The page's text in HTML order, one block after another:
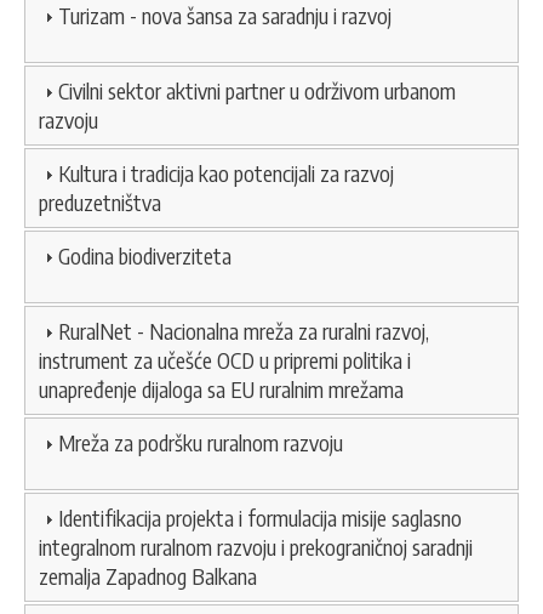
Turizam - nova šansa za saradnju i razvoj
Civilni sektor aktivni partner u održivom urbanom
razvoju
Kultura i tradicija kao potencijali za razvoj
preduzetništva
Godina biodiverziteta
RuralNet - Nacionalna mreža za ruralni razvoj,
instrument za učešće OCD u pripremi politika i
unapređenje dijaloga sa EU ruralnim mrežama
Mreža za podršku ruralnom razvoju
Identifikacija projekta i formulacija misije saglasno
integralnom ruralnom razvoju i prekograničnoj saradnji
zemalja Zapadnog Balkana